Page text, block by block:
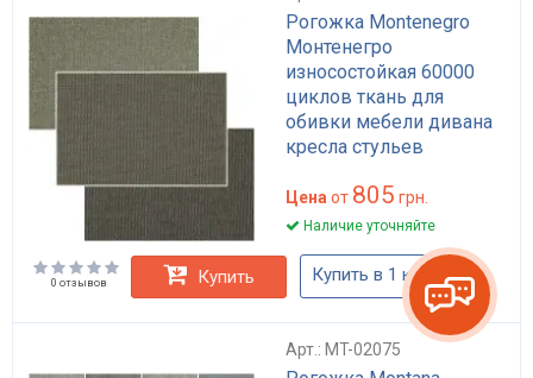
Рогожка Montenegro
Монтенегро
износостойкая 60000
циклов ткань для
обивки мебели дивана
кресла стульев
мебельная ткань
Цена от 805 грн.
Наличие уточняйте
0 отзывов Купить Купить в 1 клик
Арт.: MT-02075